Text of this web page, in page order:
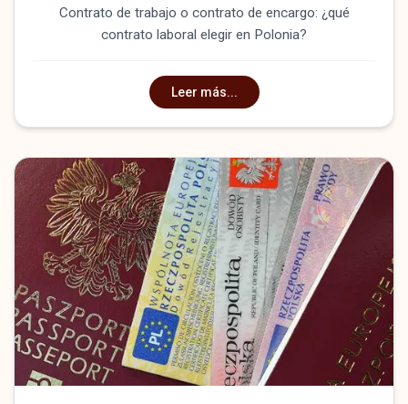
Contrato de trabajo o contrato de encargo: ¿qué
contrato laboral elegir en Polonia?
Leer más...